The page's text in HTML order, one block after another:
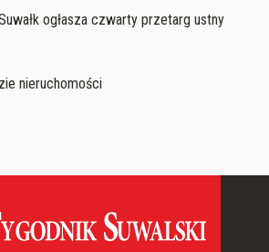
ogłasza czwarty przetarg ustny
nieruchomości